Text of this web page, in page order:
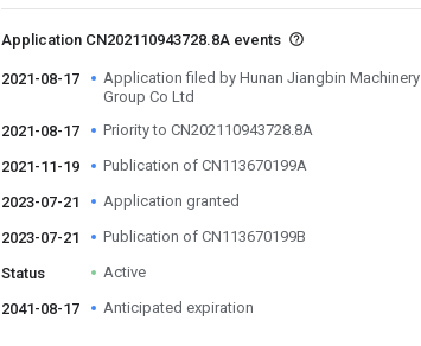
Application CN202110943728.8A events
2021-08-17
Application filed by Hunan Jiangbin Machinery
Group Co Ltd
2021-08-17
Priority to CN202110943728.8A
2021-11-19 Publication of CN113670199A
2023-07-21 Application granted
2023-07-21 Publication of CN113670199B
Status Active
2041-08-17 Anticipated expiration